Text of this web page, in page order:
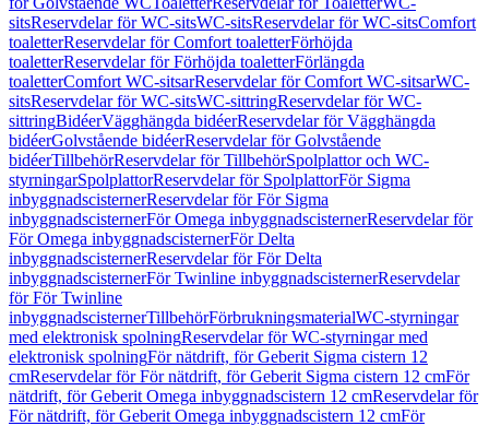
sitsReservdelar för WC-sitsWC-sitsReservdelar för WC-sitsComfort
toaletterReservdelar för Comfort toaletterFörhöjda
toaletterReservdelar för Förhöjda toaletterFörlängda
toaletterComfort WC-sitsarReservdelar för Comfort WC-sitsarWC-
sitsReservdelar för WC-sitsWC-sittringReservdelar för WC-
sittringBidéerVägghängda bidéerReservdelar för Vägghängda
bidéerGolvstående bidéerReservdelar för Golvstående
bidéerTillbehörReservdelar för TillbehörSpolplattor och WC-
styrningarSpolplattorReservdelar för SpolplattorFör Sigma
inbyggnadscisternerReservdelar för För Sigma
inbyggnadscisternerFör Omega inbyggnadscisternerReservdelar för
För Omega inbyggnadscisternerFör Delta
inbyggnadscisternerReservdelar för För Delta
inbyggnadscisternerFör Twinline inbyggnadscisternerReservdelar
för För Twinline
inbyggnadscisternerTillbehörFörbrukningsmaterialWC-styrningar
med elektronisk spolningReservdelar för WC-styrningar med
elektronisk spolningFör nätdrift, för Geberit Sigma cistern 12
cmReservdelar för För nätdrift, för Geberit Sigma cistern 12 cmFör
nätdrift, för Geberit Omega inbyggnadscistern 12 cmReservdelar för
För nätdrift, för Geberit Omega inbyggnadscistern 12 cmFör